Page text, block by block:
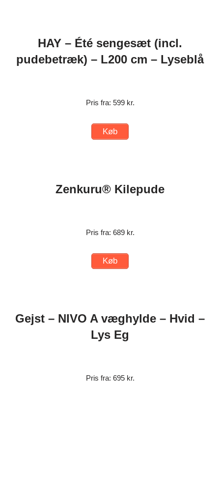
HAY – Été sengesæt (incl.
pudebetræk) – L200 cm – Lyseblå
Pris fra: 599 kr.
Køb
Zenkuru® Kilepude
Pris fra: 689 kr.
Køb
Gejst – NIVO A væghylde – Hvid –
Lys Eg
Pris fra: 695 kr.